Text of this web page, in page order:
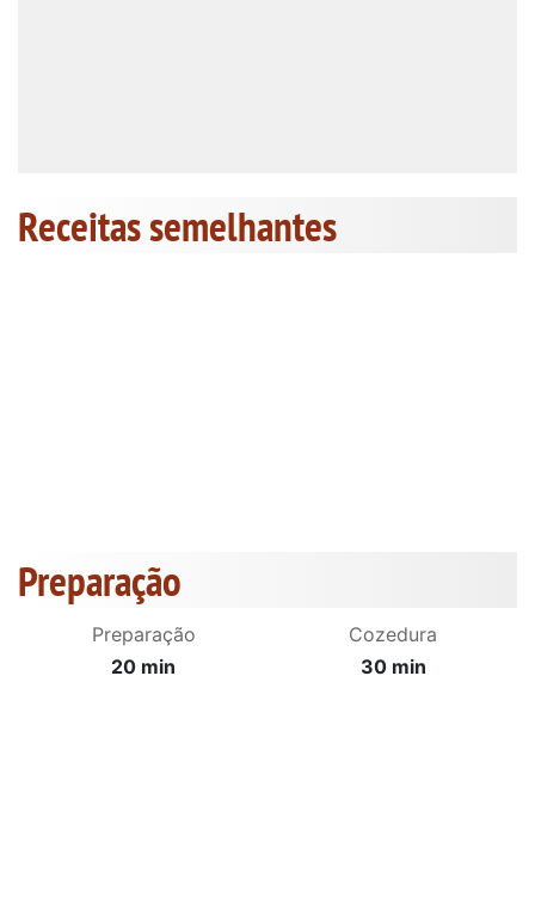
Receitas semelhantes
Preparação
Preparação
20 min
Cozedura
30 min